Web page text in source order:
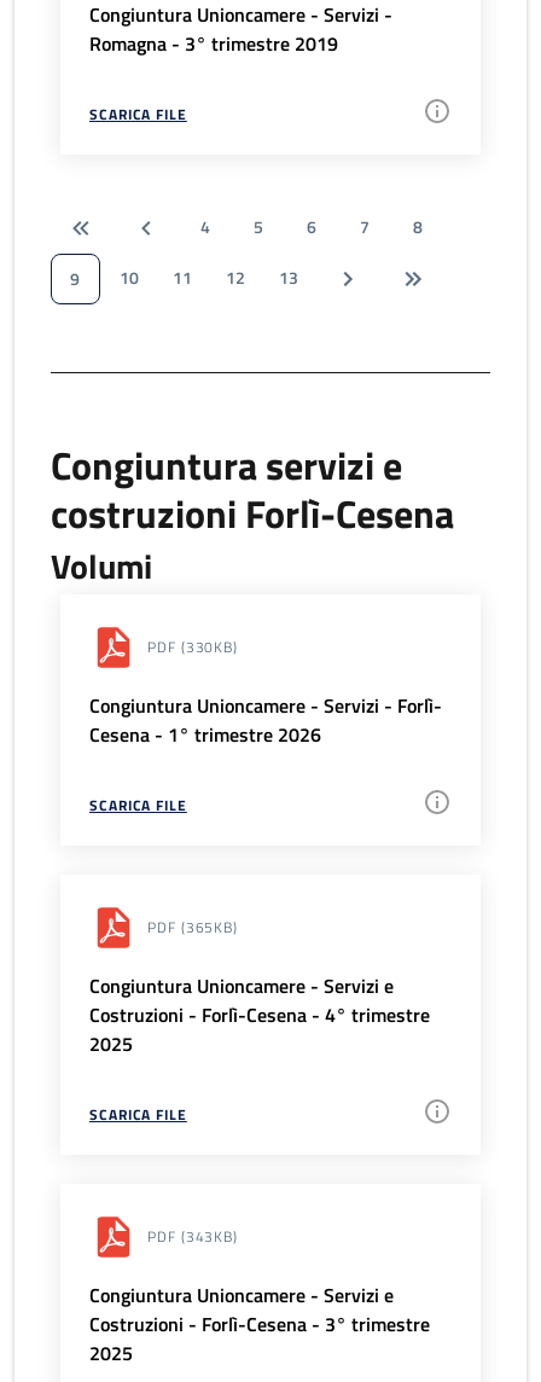
Congiuntura Unioncamere - Servizi -
Romagna - 3° trimestre 2019
SCARICA FILE
4 5 6 7
8
9
10 11 12 13
Congiuntura servizi e
costruzioni Forlì-Cesena
Volumi
PDF (330KB)
Congiuntura Unioncamere - Servizi - Forlì-
Cesena - 1° trimestre 2026
SCARICA FILE
PDF (365KB)
Congiuntura Unioncamere - Servizi e
Costruzioni - Forlì-Cesena - 4° trimestre
2025
SCARICA FILE
PDF (343KB)
Congiuntura Unioncamere - Servizi e
Costruzioni - Forlì-Cesena - 3° trimestre
2025